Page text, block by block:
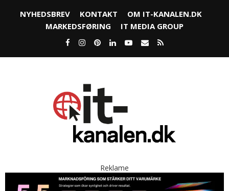
NYHEDSBREV KONTAKT
OM IT-KANALEN.DK
MARKEDSFØRING
IT MEDIA GROUP
Reklame